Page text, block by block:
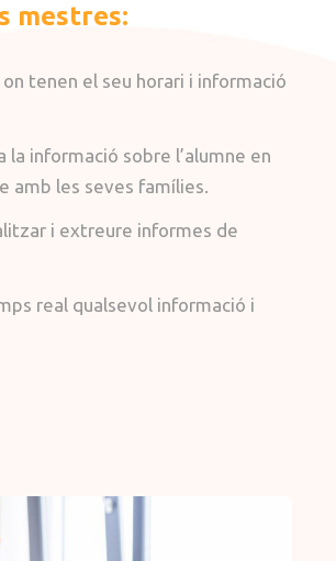
mestres:
tenen el seu horari i informació
informació sobre l’alumne en
amb les seves famílies.
i extreure informes de
real qualsevol informació i